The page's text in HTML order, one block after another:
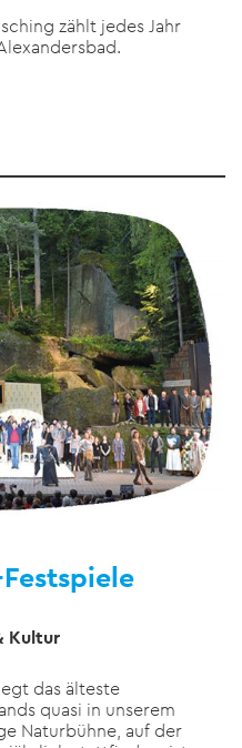
zählt jedes Jahr
Kultur
das älteste
quasi in unserem
Naturbühne, auf der